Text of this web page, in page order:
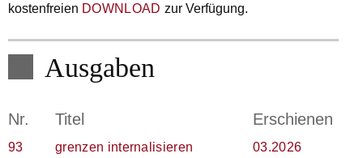
kostenfreien DOWNLOAD zur Verfügung.
Ausgaben
Nr. Titel Erschienen
93 grenzen internalisieren
03.2026